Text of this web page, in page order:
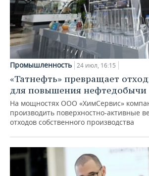
Промышленность 24 июл, 16:15
«Татнефть» превращает
для повышения нефтедобычи
На мощностях ООО «ХимСервис»
производить поверхностно-активные
отходов собственного производства